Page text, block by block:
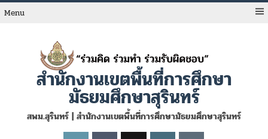
Skip
toMenu
สำนักงานเขตพื้นที่การศึกษา
มัธยมศึกษาสุรินทร์
สพม.สุรินทร์ | สำนักงานเขตพื้นที่การศึกษามัธยมศึกษาสุรินทร์